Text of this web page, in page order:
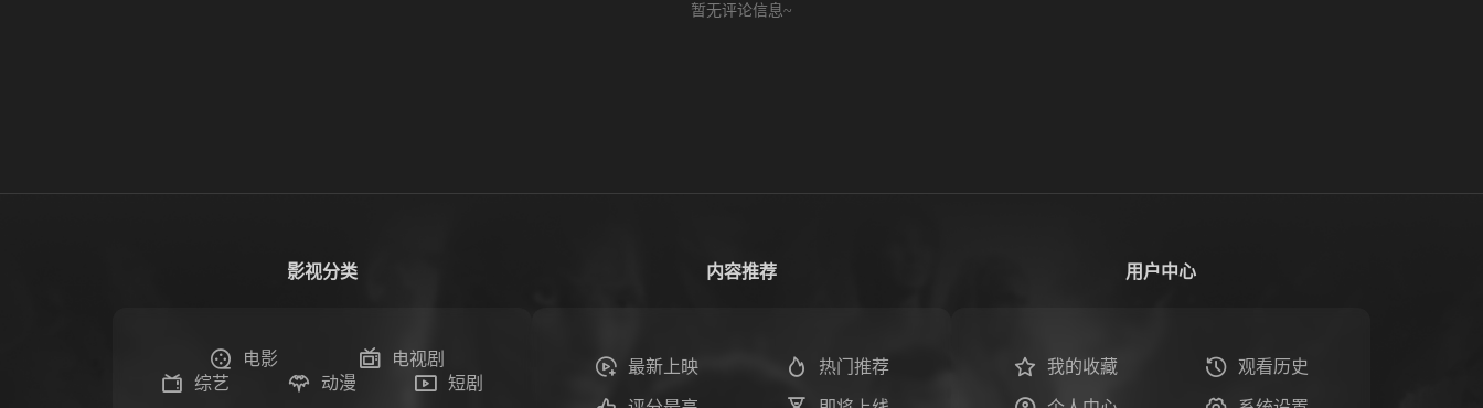
暂无评论信息~
影视分类
电影
电视剧
综艺
动漫 短剧
内容推荐
最新上映 热门推荐
用户中心
我的收藏 观看历史